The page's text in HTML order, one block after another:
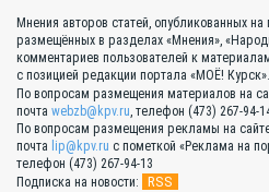
Мнения авторов статей, опубликованных
размещённых в разделах «Мнения»,
комментариев пользователей к
с позицией редакции портала «МОЁ! Курск».
По вопросам размещения материалов на
почта webzb@kpv.ru, телефон (473) 267-94-
По вопросам размещения рекламы на
почта lip@kpv.ru с пометкой «Реклама на
телефон (473) 267-94-13
Подписка на новости:
RSS